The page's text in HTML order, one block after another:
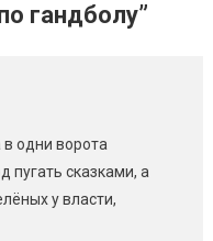
гандболу”
в одни ворота
пугать сказками, а
у власти,